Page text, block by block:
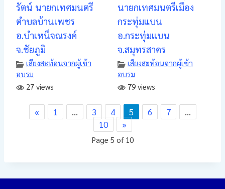
รัตน์ นายกเทศมนตรี
ตำบลบ้านเพชร
อ.บำเหน็จณรงค์
จ.ชัยภูมิ
เสียงสะท้อนจากผู้เข้า
อบรม
27 views
นายกเทศมนตรีเมือง
กระทุ่มแบน
อ.กระทุ่มแบน
จ.สมุทรสาคร
เสียงสะท้อนจากผู้เข้า
อบรม
79 views
« 1 … 3 4 5 6 7
…
10
»
Page 5 of 10